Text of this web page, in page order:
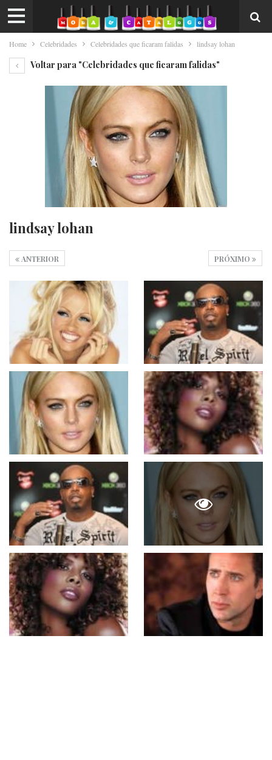
Home Celebridades Celebridades que ficaram falidas lindsay lohan
Voltar para "Celebridades que ficaram falidas"
lindsay lohan
PRÓXIMO
ANTERIOR